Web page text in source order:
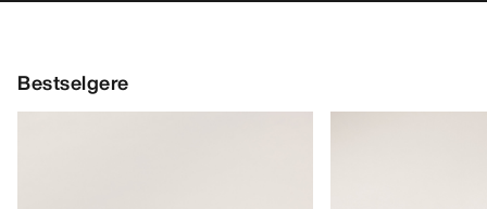
Bestselgere